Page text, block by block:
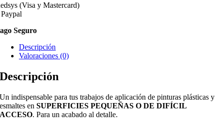
(Visa y Mastercard)
Seguro
Descripción
Valoraciones (0)
Descripción
Un indispensable para tus trabajos de aplicación de pinturas plásticas y
esmaltes enSUPERFICIES PEQUEÑAS O DE DIFÍCIL
ACCESO. Para un acabado al detalle.